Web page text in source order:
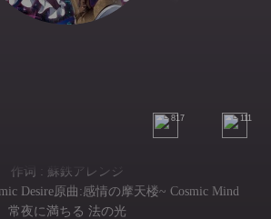
817 111
作词 : 蘇鉄アレンジ
Desire原曲:感情の摩天楼~ Cosmic Mind
常夜に満ちる 法の光